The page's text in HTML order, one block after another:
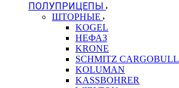
ПОЛУПРИЦЕПЫ
ШТОРНЫЕ
KOGEL
НЕФАЗ
KRONE
SCHMITZ CARGOBULL
KOLUMAN
KASSBOHRER